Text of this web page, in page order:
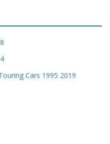
Cars 1995 2019